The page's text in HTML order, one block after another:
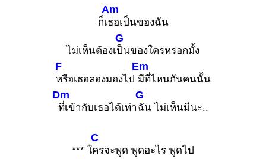
ก็เ
Am
ธอเป็นของฉัน
ไม่เห็นต้องเ
G
ป็นของใครหรอกมั้ง
F
หรือเธอลองมองไป
Em
มีที่ไหนกันคนนั้น
Dm
ที่เข้ากับเธอได้เท่า
G
ฉัน ไม่เห็นมีนะ..
*** ใ
C
ครจะพูด พูดอะไร พูดไป